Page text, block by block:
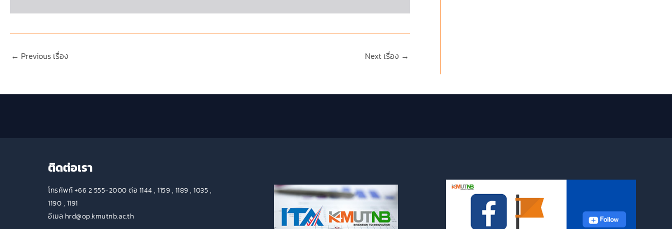
← Previous เรื่อง Next เรื่อง →
ติดต่อเรา
โทรศัพท์ +66 2 555-2000 ต่อ 1144 , 1159 , 1189 , 1035 ,
1190 , 1191
อีเมล hrd@op.kmutnb.ac.th